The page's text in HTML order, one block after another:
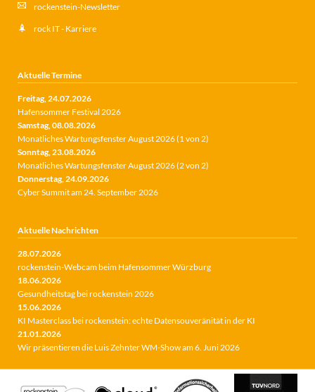
rockenstein-Newsletter
rock IT - Karriere
Aktuelle Termine
Freitag,24.07.2026
Hafensommer Festival 2026
Samstag,08.08.2026
Monatliches Wartungsfenster August 2026 (1 von 2)
Sonntag,23.08.2026
Monatliches Wartungsfenster August 2026 (2 von 2)
Donnerstag,24.09.2026
Cyber Summit am 24. September 2026
Aktuelle Nachrichten
28.07.2026
rockenstein-Webcam beim Hafensommer Würzburg
18.06.2026
Gesundheitstag bei rockenstein 2026
15.06.2026
KI Masterclass bei rockenstein: echte Datensouveränität in der KI
21.01.2026
Wir präsentieren die Luis Zehnter WM-Show am 6. Juni 2026